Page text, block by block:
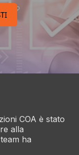
COA è stato
alla
ha